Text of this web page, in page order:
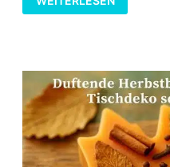
MIT
KÜNSTLICHEM
TIPPS